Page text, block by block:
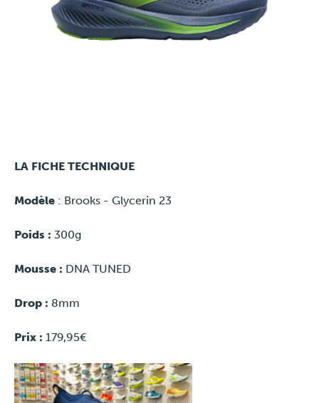
LA FICHE TECHNIQUE
Modèle : Brooks - Glycerin 23
Poids : 300g
Mousse : DNA TUNED
Drop : 8mm
Prix : 179,95€